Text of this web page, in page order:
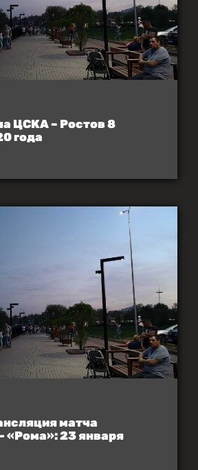
ЦСКА – Ростов 8
года
матча
«Рома»: 23 января